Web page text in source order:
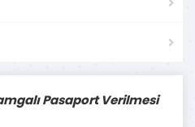
Pasaport Verilmesi